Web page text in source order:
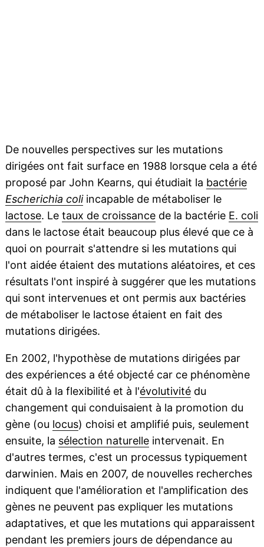
De nouvelles perspectives sur les mutations
dirigées ont fait surface en 1988 lorsque cela a été
proposé par John Kearns, qui étudiait la bactérie
Escherichia coliincapable de métaboliser le
lactose. Le taux de croissancede la bactérie E. coli
dans le lactose était beaucoup plus élevé que ce à
quoi on pourrait s'attendre si les mutations qui
l'ont aidée étaient des mutations aléatoires, et ces
résultats l'ont inspiré à suggérer que les mutations
qui sont intervenues et ont permis aux bactéries
de métaboliser le lactose étaient en fait des
mutations dirigées.
En 2002, l'hypothèse de mutations dirigées par
des expériences a été objecté car ce phénomène
était dû à la flexibilité et à l'évolutivitédu
changement qui conduisaient à la promotion du
gène (ou locus) choisi et amplifié puis, seulement
ensuite, la sélection naturelleintervenait. En
d'autres termes, c'est un processus typiquement
darwinien. Mais en 2007, de nouvelles recherches
indiquent que l'amélioration et l'amplification des
gènes ne peuvent pas expliquer les mutations
adaptatives, et que les mutations qui apparaissent
pendant les premiers jours de dépendance au